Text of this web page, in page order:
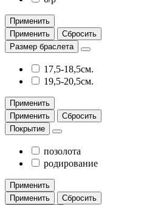
Применить
Применить
Сбросить
Размер браслета
17,5-18,5см.
19,5-20,5см.
Применить
Применить
Сбросить
Покрытие
позолота
родирование
Применить
Применить
Сбросить